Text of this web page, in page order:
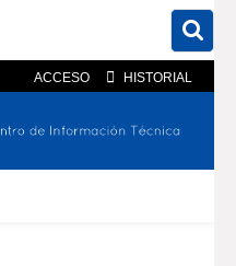
ACCESO HISTORIAL
En el sitio